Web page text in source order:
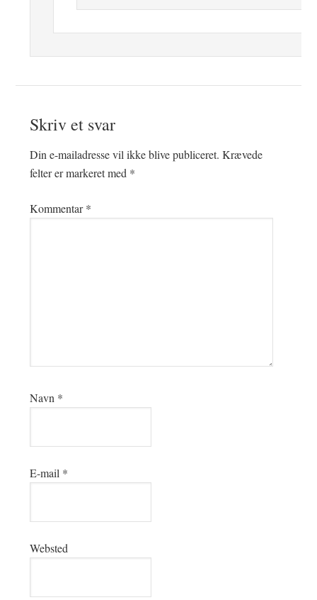
Skriv et svar
Din e-mailadresse vil ikke blive publiceret. Krævede
felter er markeret med *
Kommentar*
Navn *
E-mail *
Websted